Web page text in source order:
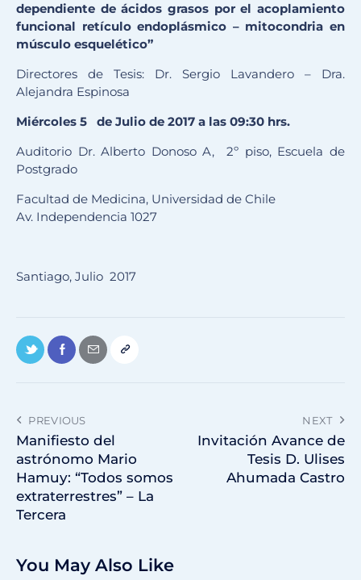
dependiente de ácidos grasos por el acoplamiento
funcional retículo endoplásmico – mitocondria en
músculo esquelético”
Directores de Tesis: Dr. Sergio Lavandero – Dra.
Alejandra Espinosa
Miércoles 5
de Julio de 2017 a las 09:30 hrs.
Auditorio Dr. Alberto Donoso A, 2º piso, Escuela de
Postgrado
Facultad de Medicina, Universidad de Chile
Av. Independencia 1027
Santiago, Julio 2017
PREVIOUS
Manifiesto del
astrónomo Mario
Hamuy: “Todos somos
extraterrestres” – La
Tercera
NEXT
Invitación Avance de
Tesis D. Ulises
Ahumada Castro
You May Also Like